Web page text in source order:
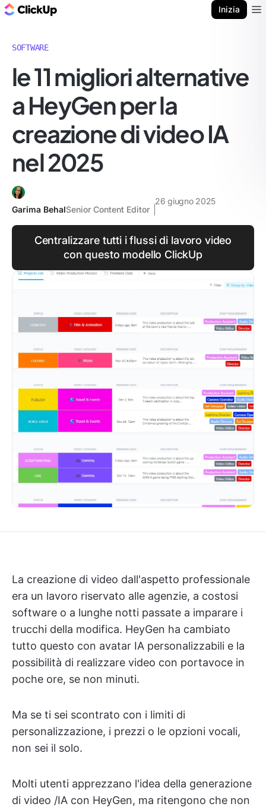
Inizia
SOFTWARE
le 11 migliori alternative
a HeyGen per la
creazione di video IA
nel 2025
Garima BehalSenior Content Editor
26 giugno 2025
Centralizzare tutti i flussi di lavoro video
con questo modello ClickUp
La creazione di video dall'aspetto professionale
era un lavoro riservato alle agenzie, a costosi
software o a lunghe notti passate a imparare i
trucchi della modifica. HeyGen ha cambiato
tutto questo con avatar IA personalizzabili e la
possibilità di realizzare video con portavoce in
poche ore, se non minuti.
Ma se ti sei scontrato con i limiti di
personalizzazione, i prezzi o le opzioni vocali,
non sei il solo.
Molti utenti apprezzano l'idea della generazione
di video /IA con HeyGen, ma ritengono che non